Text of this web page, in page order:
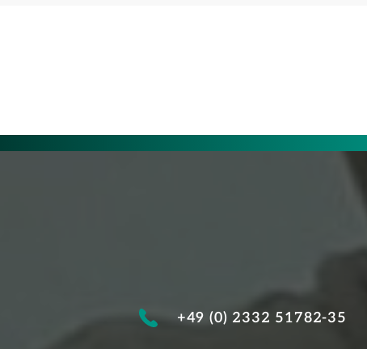
+49 (0) 2332 51782-35